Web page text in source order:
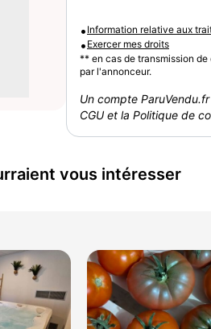
• Information relative aux
• Exercer mes droits
** en cas de transmission
par l'annonceur.
Un compte
CGU et la Politique de
vous intéresser